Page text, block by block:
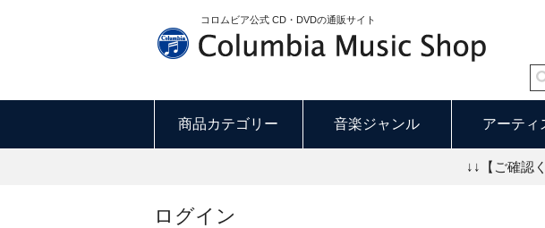
コロムビア公式 CD・DVDの通販サイト
商品カテゴリー 音楽ジャンル アーティ
↓↓【ご確認
ログイン